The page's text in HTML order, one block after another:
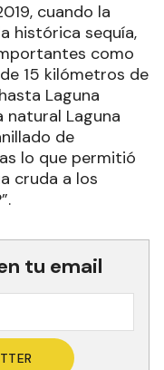
cuando la
histórica sequía,
como
15 kilómetros de
Laguna
natural Laguna
de
lo que permitió
cruda a los
tu email